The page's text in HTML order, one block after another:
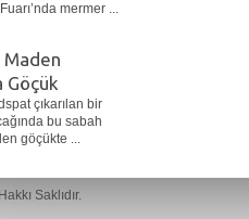
mermer ...
Maden
Göçük
çıkarılan bir
bu sabah
göçükte ...
Saklıdır.